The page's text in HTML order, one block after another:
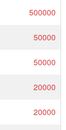
500000
50000
50000
20000
20000